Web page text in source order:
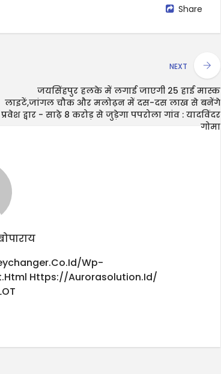
Share
NEXT
जयसिंहपुर हलके में लगाई जाएगी 25 हाई मास्क
लाइटें,जांगल चौक और मलोढ़न में दस-दस लाख से बनेंगे
प्रवेश द्वार - साढ़े 8 करोड़ से जुड़ेगा पपरोला गांव : यादविंदर
गोमा
wp-
Https://aurorasolution.id/